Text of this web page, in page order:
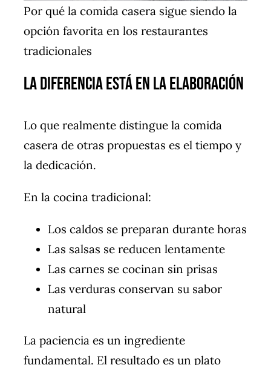
Por qué la comida casera sigue siendo la
opción favorita en los restaurantes
tradicionales
La Diferencia Está en la Elaboración
Lo que realmente distingue la comida
casera de otras propuestas es el tiempo y
la dedicación.
En la cocina tradicional:
Los caldos se preparan durante horas
Las salsas se reducen lentamente
Las carnes se cocinan sin prisas
Las verduras conservan su sabor
natural
La paciencia es un ingrediente
fundamental. El resultado es un plato